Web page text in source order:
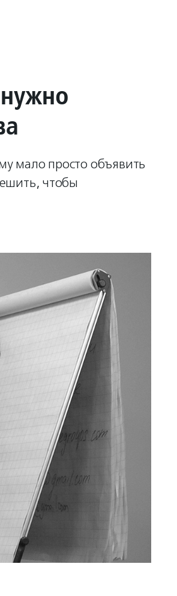
мало просто объявить
чтобы